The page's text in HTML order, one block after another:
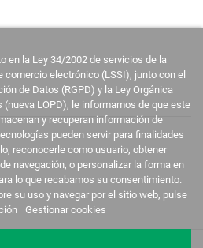
en la Ley 34/2002 de servicios de la
comercio electrónico (LSSI), junto con el
de Datos (RGPD) y la Ley Orgánica
LOPD), le informamos de que este
y recuperan información de
pueden servir para finalidades
reconocerle como usuario, obtener
navegación, o personalizar la forma en
lo que recabamos su consentimiento.
su uso y navegar por el sitio web, pulse
Gestionar cookies